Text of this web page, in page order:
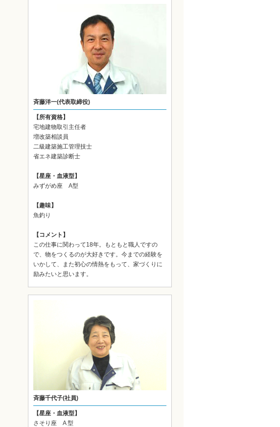
斉藤洋一(代表取締役)
【所有資格】
宅地建物取引主任者
増改築相談員
二級建築施工管理技士
省エネ建築診断士
【星座・血液型】
みずがめ座 A型
【趣味】
魚釣り
【コメント】
この仕事に関わって18年。もともと職人ですの
で、物をつくるのが大好きです。今までの経験を
いかして、また初心の情熱をもって、家づくりに
励みたいと思います。
斉藤千代子(社員)
【星座・血液型】
さそり座 A 型